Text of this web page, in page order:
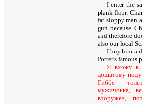
I enter the
plank floor.
fat sloppy man
gun because
and therefore
also our local
I buy him a
Potter's famous
Я вхожу в
дощатому
Гиббс —
мужичонка,
вооружен,